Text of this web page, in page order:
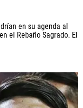
en su agenda al
el Rebaño Sagrado. El